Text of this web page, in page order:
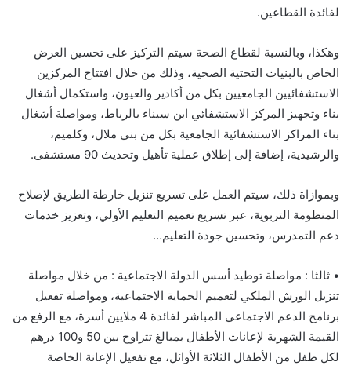
لفائدة القطاعين.
وهكذا، وبالنسبة لقطاع الصحة سيتم التركيز على تحسين العرض
الخاص بالبنيات التحتية الصحية، وذلك من خلال افتتاح المركزين
الاستشفائيين الجامعيين بكل من أكادير والعيون، واستكمال أشغال
بناء وتجهيز المركز الاستشفائي ابن سيناء بالرباط، ومواصلة أشغال
بناء المراكز الاستشفائية الجامعية بكل من بني ملال، وكلميم،
والرشيدية، إضافة إلى إطلاق عملية تأهيل وتحديث 90 مستشفى.
وبموازاة ذلك، سيتم العمل على تسريع تنزيل خارطة الطريق لإصلاح
المنظومة التربوية، عبر تسريع تعميم التعليم الأولي، وتعزيز خدمات
دعم التمدرس، وتحسين جودة التعليم…
• ثالثا : مواصلة توطيد أسس الدولة الاجتماعية : من خلال مواصلة
تنزيل الورش الملكي لتعميم الحماية الاجتماعية، ومواصلة تفعيل
برنامج الدعم الاجتماعي المباشر لفائدة 4 ملايين أسرة، مع الرفع من
القيمة الشهرية لإعانات الأطفال بمبالغ تتراوح بين 50 و100 درهم
لكل طفل من الأطفال الثلاثة الأوائل، مع تفعيل الإعانة الخاصة